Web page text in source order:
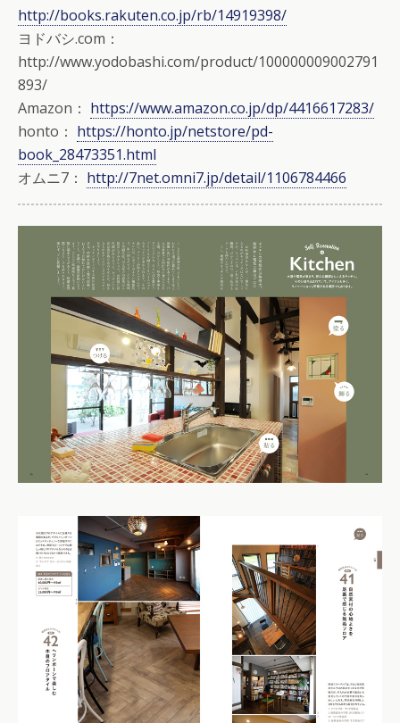
http://books.rakuten.co.jp/rb/14919398/
ヨドバシ.com：
http://www.yodobashi.com/product/100000009002791
893/
Amazon： https://www.amazon.co.jp/dp/4416617283/
honto： https://honto.jp/netstore/pd-
book_28473351.html
オムニ7： http://7net.omni7.jp/detail/1106784466